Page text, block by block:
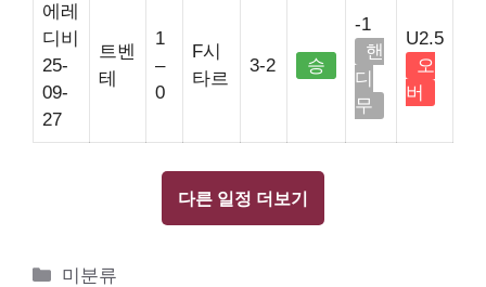
에레
디비
25-
09-
27
트벤
테
1
–
0
F시
타르
3-2 승
-1
핸
디
무
U2.5
오
버
다른 일정 더보기
Categories
미분류